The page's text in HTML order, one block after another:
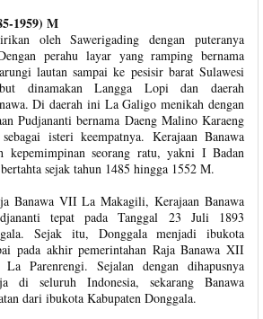
1959) M
oleh Sawerigading dengan puteranya
perahu layar yang ramping bernama
lautan sampai ke pesisir barat Sulawesi
dinamakan Langga Lopi dan daerah
Di daerah ini La Galigo menikah dengan
Pudjananti bernama Daeng Malino Karaeng
isteri keempatnya. Kerajaan Banawa
kepemimpinan seorang ratu, yakni I Badan
sejak tahun 1485 hingga 1552 M.
Banawa VII La Makagili, Kerajaan Banawa
tepat pada Tanggal 23 Juli 1893
Sejak itu, Donggala menjadi ibukota
pada akhir pemerintahan Raja Banawa XII
Parenrengi. Sejalan dengan dihapusnya
di seluruh Indonesia, sekarang Banawa
dari ibukota Kabupaten Donggala.